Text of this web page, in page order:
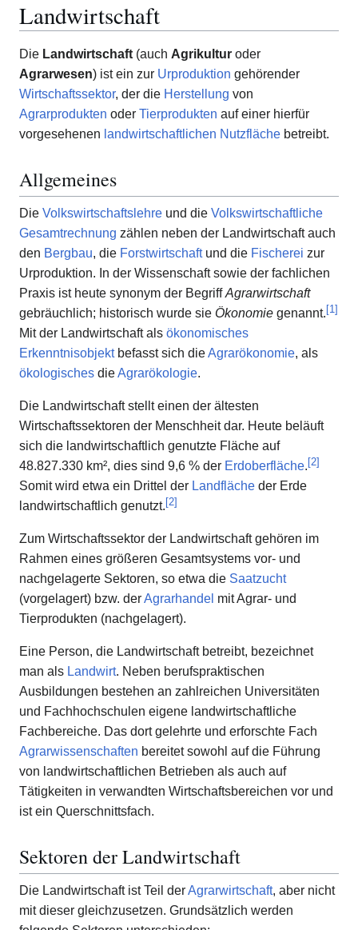
Landwirtschaft
Die Landwirtschaft (auch Agrikultur oder
Agrarwesen) ist ein zur Urproduktion gehörender
Wirtschaftssektor, der die Herstellung von
Agrarprodukten oder Tierprodukten auf einer hierfür
vorgesehenen landwirtschaftlichen Nutzfläche betreibt.
Allgemeines
Die Volkswirtschaftslehre und die Volkswirtschaftliche
Gesamtrechnung zählen neben der Landwirtschaft auch
den Bergbau, die Forstwirtschaftund die Fischerei zur
Urproduktion. In der Wissenschaft sowie der fachlichen
Praxis ist heute synonym der BegriffAgrarwirtschaft
gebräuchlich; historisch wurde sie Ökonomie genannt. [1 ]
Mit der Landwirtschaft als ökonomisches
Erkenntnisobjektbefasst sich dieAgrarökonomie, als
ökologisches dieAgrarökologie.
Die Landwirtschaft stellt einen der ältesten
Wirtschaftssektoren der Menschheit dar. Heute beläuft
sich die landwirtschaftlich genutzte Fläche auf
48.827.330 km², dies sind 9,6 % der Erdoberfläche. [2]
Somit wird etwa ein Drittel der Landfläche der Erde
landwirtschaftlich genutzt. [2]
Zum Wirtschaftssektor der Landwirtschaft gehören im
Rahmen eines größeren Gesamtsystems vor- und
nachgelagerte Sektoren, so etwa die Saatzucht
(vorgelagert) bzw. derAgrarhandel mit Agrar- und
Tierprodukten (nachgelagert).
Eine Person, die Landwirtschaft betreibt, bezeichnet
man als Landwirt. Neben berufspraktischen
Ausbildungen bestehen an zahlreichen Universitäten
und Fachhochschulen eigene landwirtschaftliche
Fachbereiche. Das dort gelehrte und erforschte Fach
Agrarwissenschaften bereitet sowohl auf die Führung
von landwirtschaftlichen Betrieben als auch auf
Tätigkeiten in verwandten Wirtschaftsbereichen vor und
ist ein Querschnittsfach.
Sektoren der Landwirtschaft
Die Landwirtschaft ist Teil derAgrarwirtschaft, aber nicht
mit dieser gleichzusetzen. Grundsätzlich werden